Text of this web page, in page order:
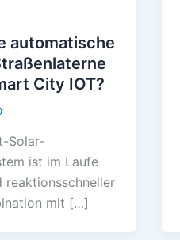
automatische
City IOT?
Solar-
ist im Laufe
reaktionsschneller
mit […]